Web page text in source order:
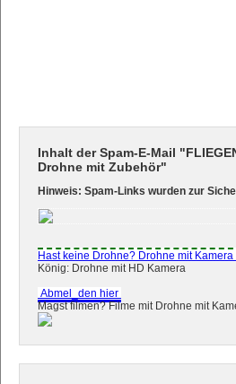
Inhalt der Spam-E-Mail
Drohne mit Zubehör"
Hinweis: Spam-Links wurden zur
Hast keine Drohne? Drohne mit Kamera
König: Drohne mit HD Kamera
Abmel_den hier
Magst filmen? Filme mit Drohne mit